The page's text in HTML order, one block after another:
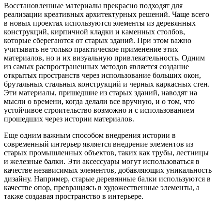
Восстановленные материалы прекрасно подходят для
реализации креативных архитектурных решений. Чаще всего
в новых проектах используются элементы из деревянных
конструкций, кирпичной кладки и каменных столбов,
которые сберегаются от старых зданий. При этом важно
учитывать не только практическое применение этих
материалов, но и их визуальную привлекательность. Одним
из самых распространенных методов является создание
открытых пространств через использование больших окон,
брутальных стальных конструкций и черных каркасных стен.
Эти материалы, пришедшие из старых зданий, наводят на
мысли о времени, когда делали все вручную, и о том, что
устойчивое строительство возможно и с использованием
прошедших через истории материалов.
Еще одним важным способом внедрения истории в
современный интерьер является внедрение элементов из
старых промышленных объектов, таких как трубы, лестницы
и железные балки. Эти аксессуары могут использоваться в
качестве независимых элементов, добавляющих уникальность
дизайну. Например, старые деревянные балки используются в
качестве опор, превращаясь в художественные элементы, а
также создавая пространство в интерьере.